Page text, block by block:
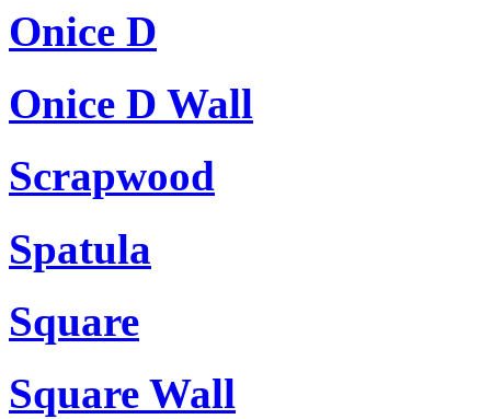
Onice D
Onice D Wall
Scrapwood
Spatula
Square
Square Wall